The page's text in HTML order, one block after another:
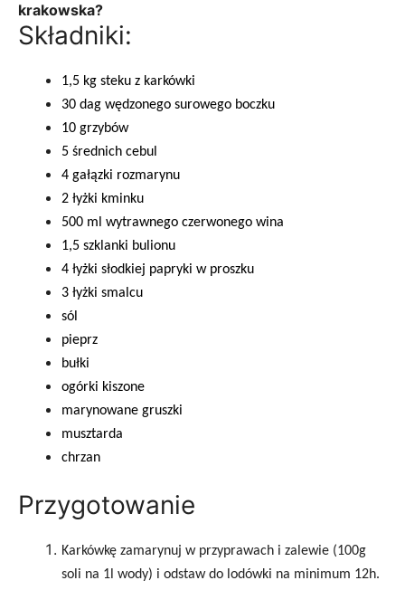
krakowska?
Składniki:
1,5 kg steku z karkówki
30 dag wędzonego surowego boczku
10 grzybów
5 średnich cebul
4 gałązki rozmarynu
2 łyżki kminku
500 ml wytrawnego czerwonego wina
1,5 szklanki bulionu
4 łyżki słodkiej papryki w proszku
3 łyżki smalcu
sól
pieprz
bułki
ogórki kiszone
marynowane gruszki
musztarda
chrzan
Przygotowanie
Karkówkę zamarynuj w przyprawach i zalewie (100g
soli na 1l wody) i odstaw do lodówki na minimum 12h.